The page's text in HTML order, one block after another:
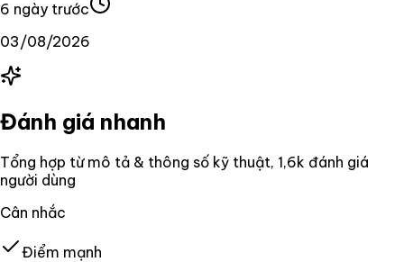
6 ngày trước
03/08/2026
Đánh giá nhanh
Tổng hợp từ mô tả & thông số kỹ thuật, 1,6k đánh giá
người dùng
Cân nhắc
Điểm mạnh